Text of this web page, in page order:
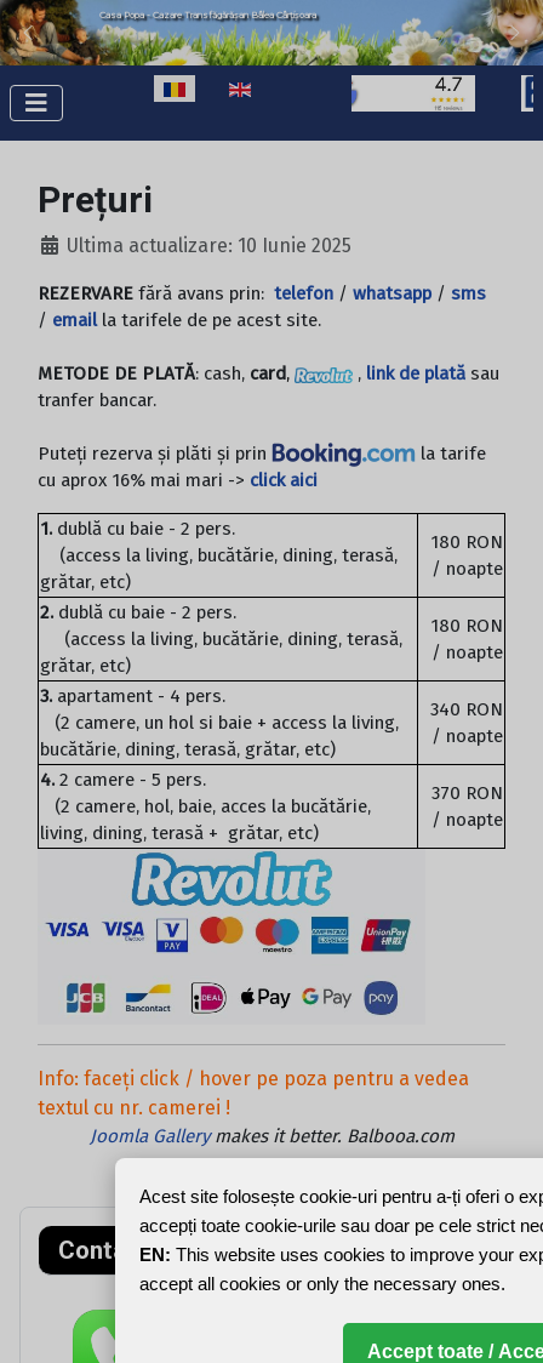
Casa Popa - Cazare Transfăgărășan Bâlea Cârțișoara
Selectați limba dvs
Prețuri
Ultima actualizare: 10 Iunie 2025
REZERVARE fără avans prin: telefon / whatsapp / sms
/ emailla tarifele de pe acest site.
METODE DE PLATĂ: cash, card, , link de plată sau
tranfer bancar.
Puteți rezerva și plăti și prin
la tarife
cu aprox 16% mai mari -> click aici
1. dublă cu baie - 2 pers.
(access la living, bucătărie, dining, terasă,
grătar, etc)
180 RON
/ noapte
2. dublă cu baie - 2 pers.
(access la living, bucătărie, dining, terasă,
grătar, etc)
180 RON
/ noapte
3. apartament - 4 pers.
(2 camere, un hol si baie + access la living,
bucătărie, dining, terasă, grătar, etc)
340 RON
/ noapte
4. 2 camere - 5 pers.
(2 camere, hol, baie, acces la bucătărie,
living, dining, terasă + grătar, etc)
370 RON
/ noapte
Info: faceți click / hover pe poza pentru a vedea
textul cu nr. camerei !
Joomla Gallerymakes it better. Balbooa.com
Contact rapid
Acest site folosește cookie-uri pentru a-ți oferi o
accepți toate cookie-urile sau doar pe cele strict
EN: This website uses cookies to improve your
accept all cookies or only the necessary ones.
Accept toate /